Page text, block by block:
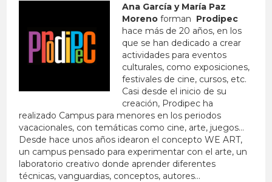
Ana García y María Paz
Moreno forman Prodipec
hace más de 20 años, en los
que se han dedicado a crear
actividades para eventos
culturales, como exposiciones,
festivales de cine, cursos, etc.
Casi desde el inicio de su
creación, Prodipec ha
realizado Campus para menores en los periodos
vacacionales, con temáticas como cine, arte, juegos…
Desde hace unos años idearon el concepto WE ART,
un campus pensado para experimentar con el arte, un
laboratorio creativo donde aprender diferentes
técnicas, vanguardias, conceptos, autores…